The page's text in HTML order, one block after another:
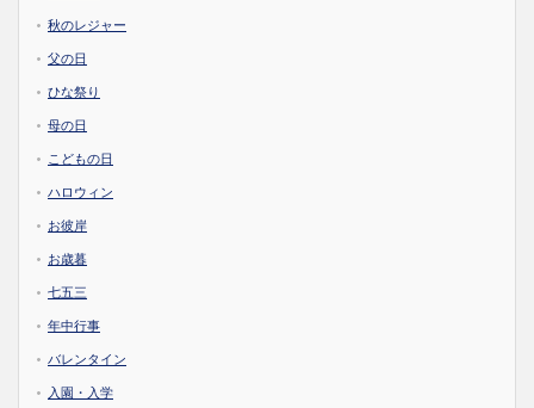
秋のレジャー
父の日
ひな祭り
母の日
こどもの日
ハロウィン
お彼岸
お歳暮
七五三
年中行事
バレンタイン
入園・入学